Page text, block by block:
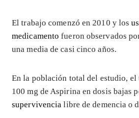
El trabajo comenzó en 2010 y los
medicamento fueron observados
una media de casi cinco años.
En la población total del estudio, el
100 mg de Aspirina en dosis bajas
supervivencia libre de demencia o